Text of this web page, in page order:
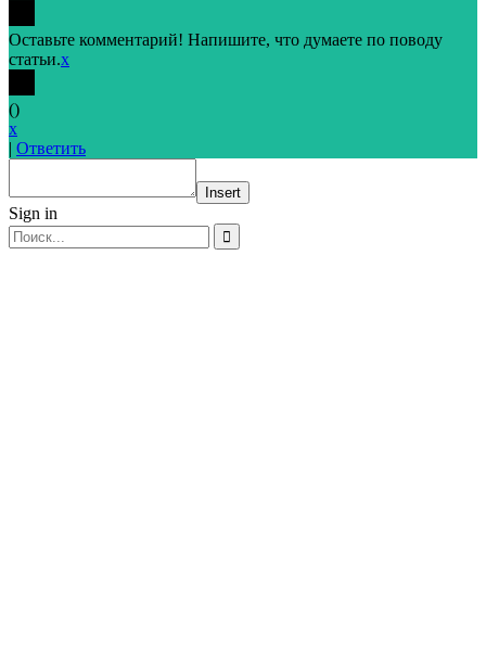
Оставьте комментарий! Напишите, что думаете по поводу
статьи.x
()
x
| Ответить
Insert
Sign in